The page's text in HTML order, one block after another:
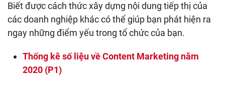
Biết được cách thức xây dựng nội dung tiếp thị của
các doanh nghiệp khác có thể giúp bạn phát hiện ra
ngay những điểm yếu trong tổ chức của bạn.
Thống kê số liệu về Content Marketing năm
2020 (P1)